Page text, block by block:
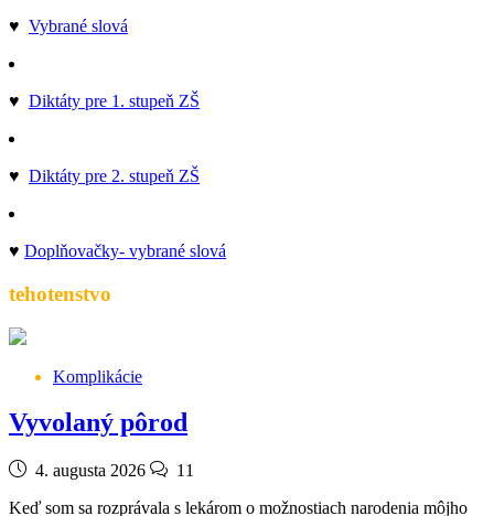
♥ Vybrané slová
♥ Diktáty pre 1. stupeň ZŠ
♥ Diktáty pre 2. stupeň ZŠ
♥ Doplňovačky- vybrané slová
tehotenstvo
Komplikácie
Vyvolaný pôrod
4. augusta 2026
11
Keď som sa rozprávala s lekárom o možnostiach narodenia môjho